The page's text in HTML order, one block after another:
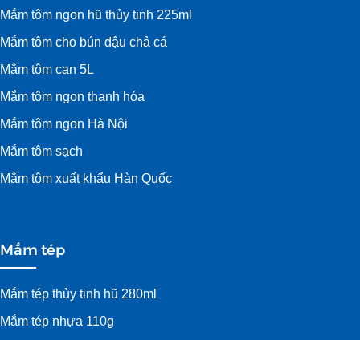
Mắm tôm ngon hũ thủy tinh 225ml
Mắm tôm cho bún đậu chả cá
Mắm tôm can 5L
Mắm tôm ngon thanh hóa
Mắm tôm ngon Hà Nội
Mắm tôm sạch
Mắm tôm xuất khẩu Hàn Quốc
Mắm tép
Mắm tép thủy tinh hũ 280ml
Mắm tép nhựa 110g